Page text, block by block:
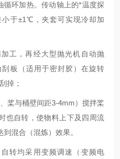
循环加热。传动轴上的*温度探
于±1℃，夹套可实现冷却加
工，再经大型抛光机自动抛
板（适用于密封胶）在旋转
掉；
桨与桶壁间距3-4mm）搅拌桨
也自转，使物料上下及四周流
混合（混炼）效果。
转均采用变频调速（变频电